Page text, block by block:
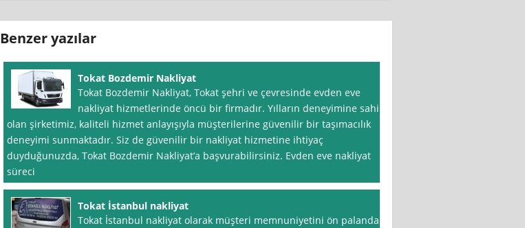
Benzer yazılar
Tokat Bozdemir Nakliyat
Tokat Bozdemir Nakliyat, Tokat şehri ve çevresinde evden eve
nakliyat hizmetlerinde öncü bir firmadır. Yılların deneyimine sahip
olan şirketimiz, kaliteli hizmet anlayışıyla müşterilerine güvenilir bir taşımacılık
deneyimi sunmaktadır. Siz de güvenilir bir nakliyat hizmetine ihtiyaç
duyduğunuzda, Tokat Bozdemir Nakliyat’a başvurabilirsiniz. Evden eve nakliyat
süreci
Tokat İstanbul nakliyat
Tokat İstanbul nakliyat olarak müşteri memnuniyetini ön palanda